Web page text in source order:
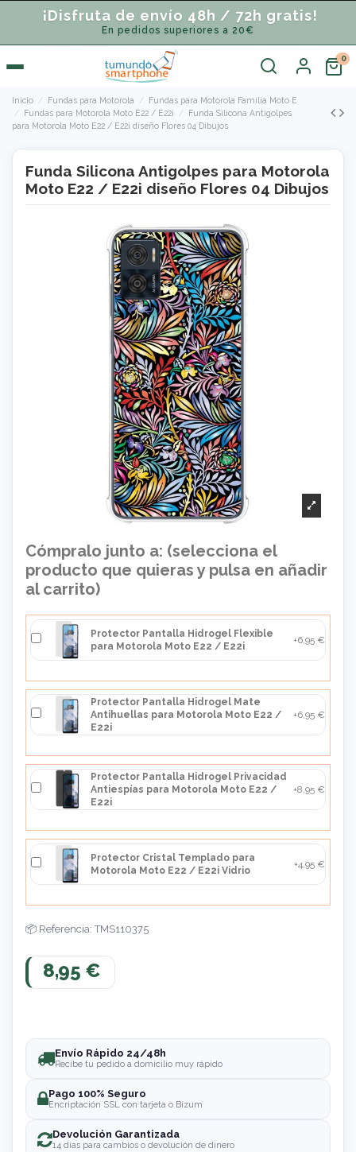
¡Disfruta de envío 48h / 72h gratis!
En pedidos superiores a 20€
Inicio Fundas para Motorola
Fundas para Motorola Familia Moto E
Fundas para Motorola Moto E22 / E22i
Funda Silicona Antigolpes
para Motorola Moto E22 / E22i diseño Flores 04 Dibujos
Funda Silicona Antigolpes para Motorola
Moto E22 / E22i diseño Flores 04 Dibujos
Cómpralo junto a: (selecciona el
producto que quieras y pulsa en añadir
al carrito)
Protector Pantalla Hidrogel Flexible
para Motorola Moto E22 / E22i
+6,95 €
Protector Pantalla Hidrogel Mate
Antihuellas para Motorola Moto E22 /
E22i
+6,95 €
Protector Pantalla Hidrogel Privacidad
Antiespías para Motorola Moto E22 /
E22i
+8,95 €
Protector Cristal Templado para
Motorola Moto E22 / E22i Vidrio
+4,95 €
Referencia: TMS110375
8,95 €
Envío Rápido 24/48h
Recibe tu pedido a domicilio muy rápido
Pago 100% Seguro
Encriptación SSL con tarjeta o Bizum
Devolución Garantizada
14 días para cambios o devolución de dinero